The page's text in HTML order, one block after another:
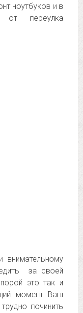
ноутбуков и в
от переулка
внимательному
за своей
это так и
момент Ваш
починить